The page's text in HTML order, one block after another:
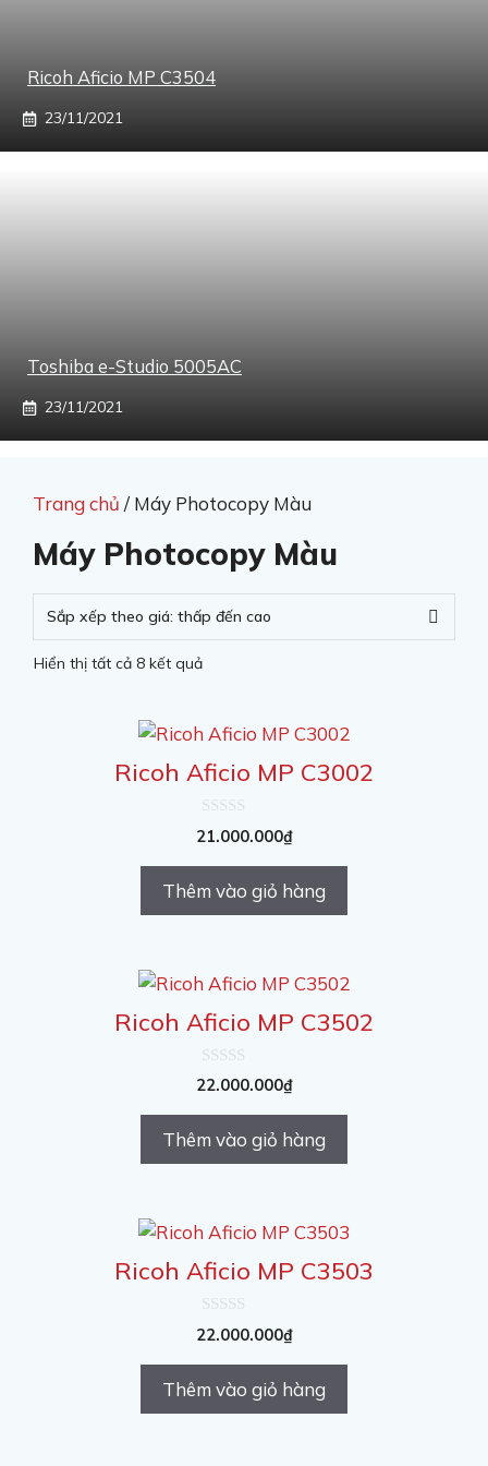
Ricoh Aficio MP C3504
23/11/2021
Toshiba e-Studio 5005AC
23/11/2021
Trang chủ / Máy Photocopy Màu
Máy Photocopy Màu
Hiển thị tất cả 8 kết quả
Ricoh Aficio MP C3002
0
n
à
5
21.000.000₫
Thêm vào giỏ hàng
Ricoh Aficio MP C3502
0
n
à
5
22.000.000₫
Thêm vào giỏ hàng
Ricoh Aficio MP C3503
0
n
à
5
22.000.000₫
Thêm vào giỏ hàng